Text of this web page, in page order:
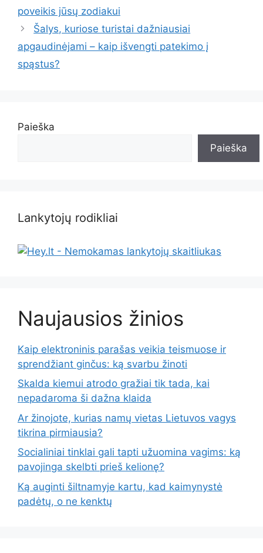
poveikis jūsų zodiakui
Šalys, kuriose turistai dažniausiai
apgaudinėjami – kaip išvengti patekimo į
spąstus?
Paieška
Paieška
Lankytojų rodikliai
Naujausios žinios
Kaip elektroninis parašas veikia teismuose ir
sprendžiant ginčus: ką svarbu žinoti
Skalda kiemui atrodo gražiai tik tada, kai
nepadaroma ši dažna klaida
Ar žinojote, kurias namų vietas Lietuvos vagys
tikrina pirmiausia?
Socialiniai tinklai gali tapti užuomina vagims: ką
pavojinga skelbti prieš kelionę?
Ką auginti šiltnamyje kartu, kad kaimynystė
padėtų, o ne kenktų